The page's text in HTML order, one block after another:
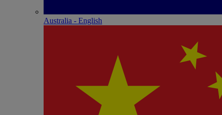
Australia - English